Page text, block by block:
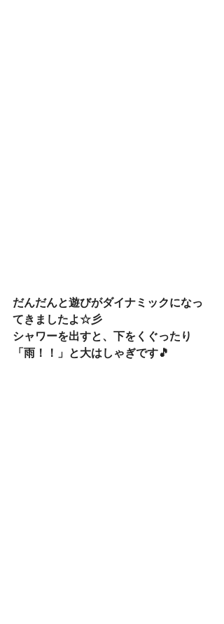
だんだんと遊びがダイナミックになっ
てきましたよ☆彡
シャワーを出すと、下をくぐったり
「雨！！」と大はしゃぎです🎵